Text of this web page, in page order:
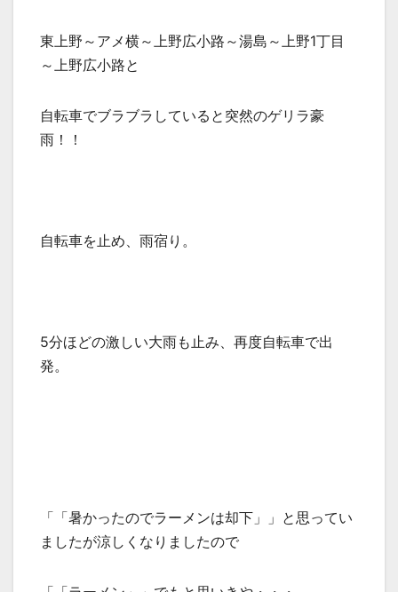
東上野～アメ横～上野広小路～湯島～上野1丁目
～上野広小路と
自転車でブラブラしていると突然のゲリラ豪
雨！！
自転車を止め、雨宿り。
5分ほどの激しい大雨も止み、再度自転車で出
発。
「「暑かったのでラーメンは却下」」と思ってい
ましたが涼しくなりましたので